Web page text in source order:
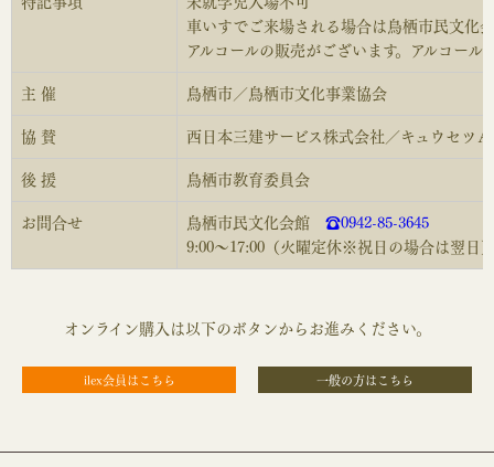
車いすでご来場される場合は鳥栖市民文化
アルコールの販売がございます。アルコー
主 催 鳥栖市／鳥栖市文化事業協会
協 賛 西日本三建サービス株式会社／キュウセツ
後 援 鳥栖市教育委員会
お問合せ 鳥栖市民文化会館 ☎0942-85-3645
9:00～17:00（火曜定休※祝日の場合は翌日
オンライン購入は以下のボタンからお進みください。
ilex会員はこちら 一般の方はこちら